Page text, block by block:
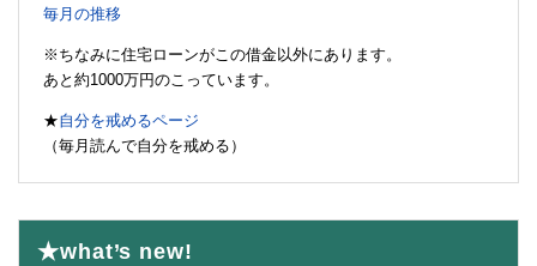
毎月の推移
※ちなみに住宅ローンがこの借金以外にあります。
あと約1000万円のこっています。
★自分を戒めるページ
（毎月読んで自分を戒める）
★what’s new!